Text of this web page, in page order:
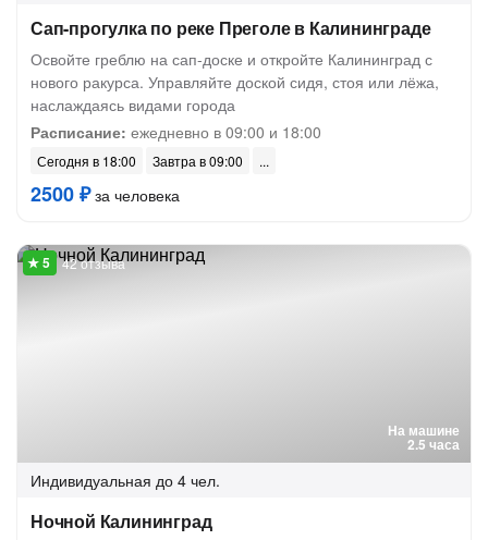
Сап-прогулка по реке Преголе в Калининграде
Освойте греблю на сап-доске и откройте Калининград с
нового ракурса. Управляйте доской сидя, стоя или лёжа,
наслаждаясь видами города
Расписание: ежедневно в 09:00 и 18:00
Сегодня в 18:00 Завтра в 09:00
2500 ₽за человека
На машине
2.5 часа
42 отзыва
Индивидуальная до 4 чел.
Ночной Калининград